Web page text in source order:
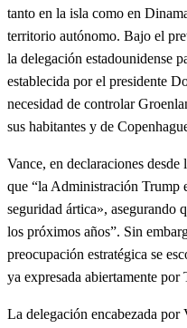
tanto en la isla como en
territorio autónomo. Bajo el
la delegación estadounidense
establecida por el presidente
necesidad de controlar
sus habitantes y de
Vance, en declaraciones
que “la Administración Trump
seguridad ártica», asegurando
los próximos años”. Sin
preocupación estratégica se
ya expresada abiertamente
La delegación encabezada